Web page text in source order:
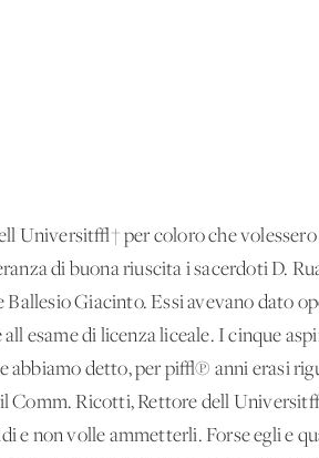
per coloro che
di buona riuscita i sacerdoti D.
Giacinto. Essi avevano dato
di licenza liceale. I cinque
abbiamo detto, per pi√π anni erasi
Comm. Ricotti, Rettore
e non volle ammetterli. Forse egli e